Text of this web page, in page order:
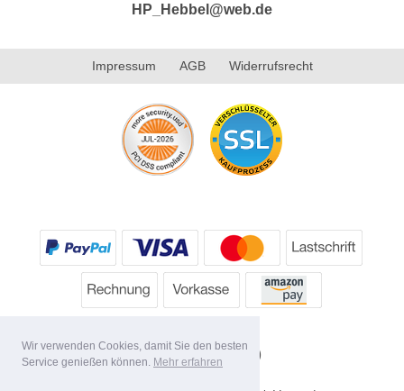
Wir verwenden Cookies, damit Sie den besten
Service genießen können. Mehr erfahren
HP_Hebbel@web.de
Impressum AGB Widerrufsrecht